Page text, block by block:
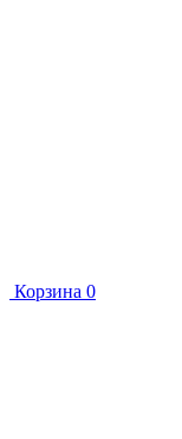
Корзина 0